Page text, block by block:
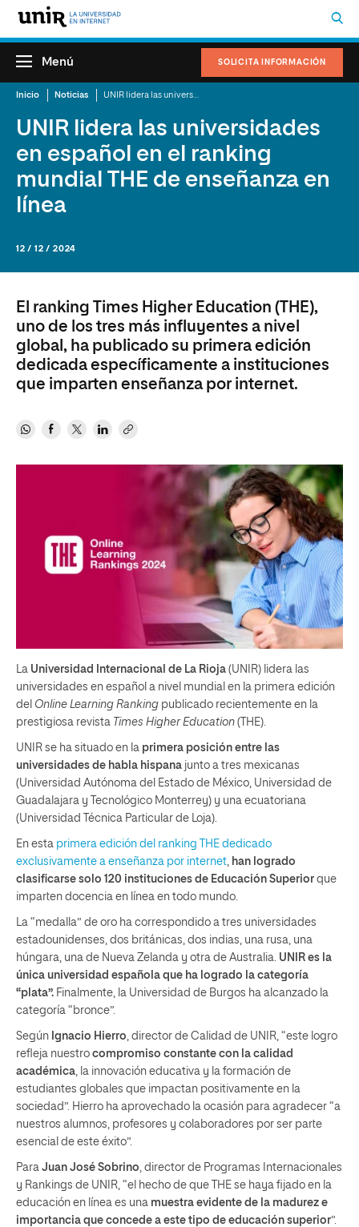
SOLICITA INFORMACIÓN
Menú
Inicio Noticias
UNIR lidera las universidades
en español en el ranking
mundial THE de enseñanza en
línea
12 / 12 / 2024
El ranking Times Higher Education (THE),
uno de los tres más influyentes a nivel
global, ha publicado su primera edición
dedicada específicamente a instituciones
que imparten enseñanza por internet.
La Universidad Internacional de La Rioja (UNIR) lidera las
universidades en español a nivel mundial en la primera edición
del Online Learning Ranking publicado recientemente en la
prestigiosa revista Times Higher Education (THE).
UNIR se ha situado en la primera posición entre las
universidades de habla hispana junto a tres mexicanas
(Universidad Autónoma del Estado de México, Universidad de
Guadalajara y Tecnológico Monterrey) y una ecuatoriana
(Universidad Técnica Particular de Loja).
En esta primera edición del ranking THE dedicado
exclusivamente a enseñanza por internet han logrado
clasificarse solo 120 instituciones de Educación Superior que
imparten docencia en línea en todo mundo.
La “medalla” de oro ha correspondido a tres universidades
estadounidenses, dos británicas, dos indias, una rusa, una
húngara, una de Nueva Zelanda y otra de Australia. UNIR es la
única universidad española que ha logrado la categoría
“plata”. Finalmente, la Universidad de Burgos ha alcanzado la
categoría “bronce”.
Según Ignacio Hierro , director de Calidad de UNIR, “este logro
refleja nuestro compromiso constante con la calidad
académica , la innovación educativa y la formación de
estudiantes globales que impactan positivamente en la
sociedad”. Hierro ha aprovechado la ocasión para agradecer “a
nuestros alumnos, profesores y colaboradores por ser parte
esencial de este éxito”.
Para Juan José Sobrino , director de Programas Internacionales
y Rankings de UNIR, “el hecho de que THE se haya fijado en la
educación en línea es una muestra evidente de la madurez e
importancia que concede a este tipo de educación superior”.